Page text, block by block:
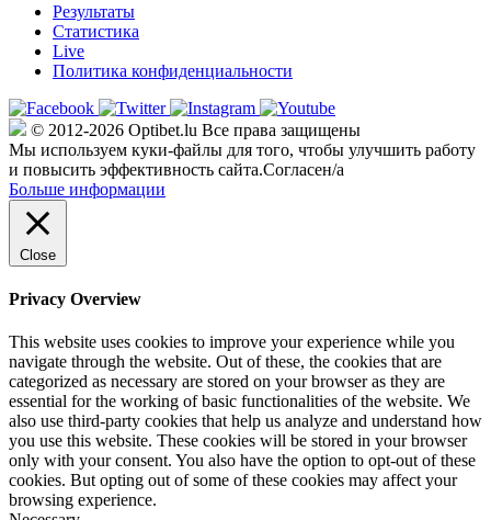
Результаты
Статистика
Live
Политика конфиденциальности
© 2012-2026 Optibet.lu Все права защищены
Мы используем куки-файлы для того, чтобы улучшить работу
и повысить эффективность сайта.Согласен/а
Больше информации
Close
Privacy Overview
This website uses cookies to improve your experience while you
navigate through the website. Out of these, the cookies that are
categorized as necessary are stored on your browser as they are
essential for the working of basic functionalities of the website. We
also use third-party cookies that help us analyze and understand how
you use this website. These cookies will be stored in your browser
only with your consent. You also have the option to opt-out of these
cookies. But opting out of some of these cookies may affect your
browsing experience.